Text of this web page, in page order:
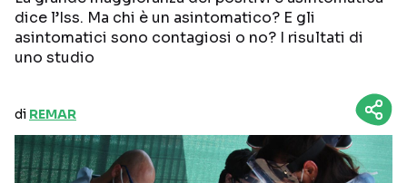
dice l’Iss. Ma chi è un asintomatico? E gli
asintomatici sono contagiosi o no? I risultati di
uno studio
di REMAR